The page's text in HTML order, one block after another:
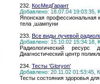
232. КосМедГарант
Добавлено: 18.07.04 19:03:35,
Японская профессиональная
тела ,шампуни
233. Все виды лучевой
Добавлено: 15.10.02 15:34:18,
Радиологический
Диагностический центр
234. Тесты 'Gloryon'
Добавлено: 20.11.02 01:53:45,
Тесты состояния здоровья